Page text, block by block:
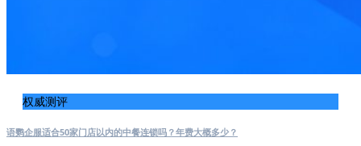
权威测评
语鹦企服适合50家门店以内的中餐连锁吗？年费大概多少？